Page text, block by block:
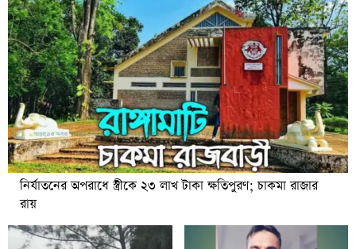
নির্যাতনের অপরাধে স্ত্রীকে ২৩ লাখ টাকা ক্ষতিপুরণ; চাকমা রাজার
রায়